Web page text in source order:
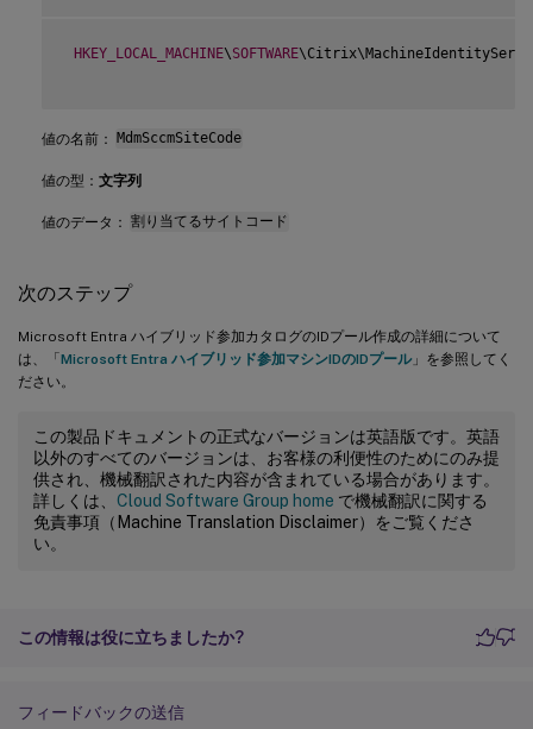
HKEY_LOCAL_MACHINE\ SOFTWARE
値の名前： MdmSccmSiteCode
値の型： 文字列
値のデータ： 割り当てるサイトコード
次のステップ
Microsoft Entra ハイブリッド参加カタログのIDプール作成の詳細について
は、「Microsoft Entra ハイブリッド参加マシンIDのIDプール」を参照してく
ださい。
この製品ドキュメントの正式なバージョンは英語版です。英語
以外のすべてのバージョンは、お客様の利便性のためにのみ提
供され、機械翻訳された内容が含まれている場合があります。
詳しくは、 Cloud Software Group home で機械翻訳に関する
免責事項（Machine Translation Disclaimer）をご覧くださ
い。
この情報は役に立ちましたか?
フィードバックの送信